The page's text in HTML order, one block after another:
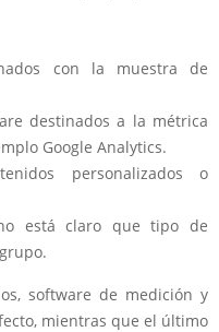
con la muestra de
destinados a la métrica
Google Analytics.
personalizados o
está claro que tipo de
software de medición y
mientras que el último